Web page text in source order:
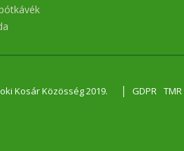
Kosár Közösség 2019. | GDPR TMR